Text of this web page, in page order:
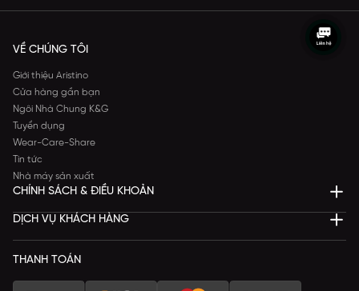
VỀ CHÚNG TÔI
Giới thiệu Aristino
Cửa hàng gần bạn
Ngôi Nhà Chung K&G
Tuyển dụng
Wear-Care-Share
Tin tức
Nhà máy sản xuất
CHÍNH SÁCH & ĐIỀU KHOẢN
DỊCH VỤ KHÁCH HÀNG
THANH TOÁN